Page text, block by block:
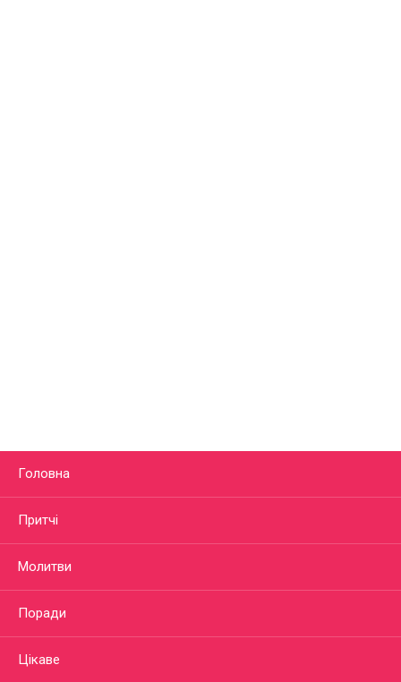
Головна
Притчі
Молитви
Поради
Цікаве